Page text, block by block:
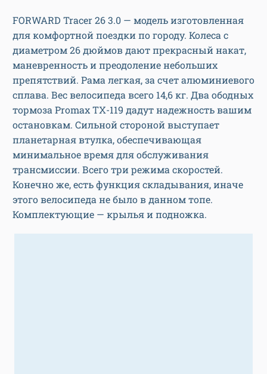
FORWARD Tracer 26 3.0 — модель изготовленная
для комфортной поездки по городу. Колеса с
диаметром 26 дюймов дают прекрасный накат,
маневренность и преодоление небольших
препятствий. Рама легкая, за счет алюминиевого
сплава. Вес велосипеда всего 14,6 кг. Два ободных
тормоза Promax TX-119 дадут надежность вашим
остановкам. Сильной стороной выступает
планетарная втулка, обеспечивающая
минимальное время для обслуживания
трансмиссии. Всего три режима скоростей.
Конечно же, есть функция складывания, иначе
этого велосипеда не было в данном топе.
Комплектующие — крылья и подножка.